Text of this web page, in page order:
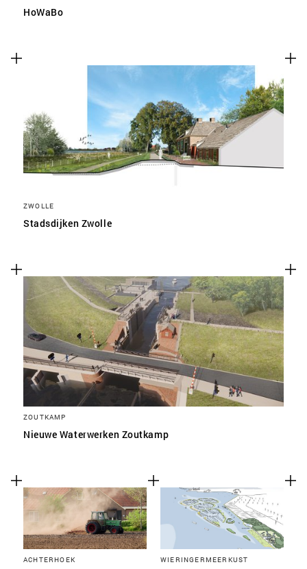
HoWaBo
ZWOLLE
Stadsdijken Zwolle
ZOUTKAMP
Nieuwe Waterwerken Zoutkamp
ACHTERHOEK WIERINGERMEERKUST